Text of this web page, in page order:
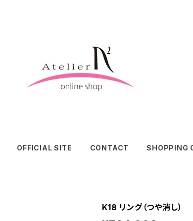
OFFICIAL SITE CONTACT SHOPPING
K18 リング（つや消し）